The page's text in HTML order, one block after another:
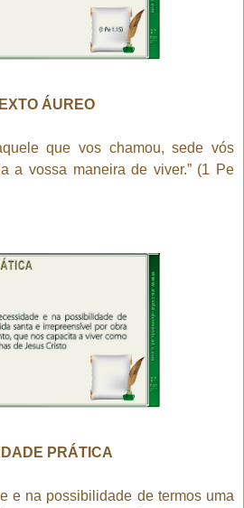
ÁUREO
que vos chamou, sede vós
a vossa maneira de viver.” (1 Pe
PRÁTICA
e na possibilidade de termos uma